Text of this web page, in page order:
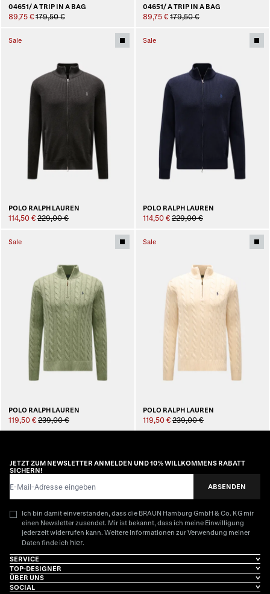
04651/ A TRIP IN A BAG
89,75 € 179,50 €
04651/ A TRIP IN A BAG
89,75 € 179,50 €
Sale
POLO RALPH LAUREN
114,50 € 229,00 €
Sale
POLO RALPH LAUREN
114,50 € 229,00 €
Sale
POLO RALPH LAUREN
119,50 € 239,00 €
Sale
POLO RALPH LAUREN
119,50 € 239,00 €
JETZT ZUM NEWSLETTER ANMELDEN UND 10% WILLKOMMENS RABATT
SICHERN!
ABSENDEN
Ich bin damit einverstanden, dass die BRAUN Hamburg GmbH & Co. KG mir
einen Newsletter zusendet. Mir ist bekannt, dass ich meine Einwilligung
jederzeit widerrufen kann. Weitere Informationen zur Verwendung meiner
Daten finde ich hier.
SERVICE
TOP-DESIGNER
ÜBER UNS
SOCIAL